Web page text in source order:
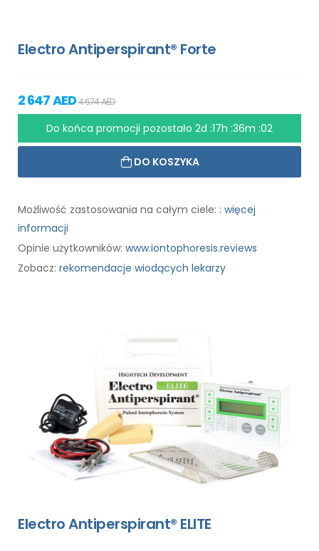
Electro Antiperspirant® Forte
2 647 AED4 674 AED
Do końca promocji pozostało2d :17h :36m :01
DO KOSZYKA
Możliwość zastosowania na całym ciele: : więcej
informacji
Opinie użytkowników: www.iontophoresis.reviews
Zobacz: rekomendacje wiodących lekarzy
Electro Antiperspirant® ELITE